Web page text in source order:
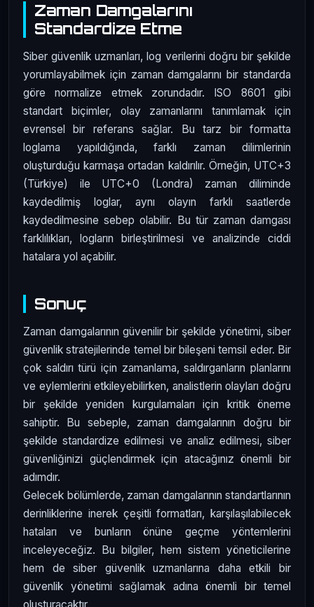
Zaman Damgalarını
Standardize Etme
Siber güvenlik uzmanları, log verilerini doğru bir şekilde
yorumlayabilmek için zaman damgalarını bir standarda
göre normalize etmek zorundadır. ISO 8601 gibi
standart biçimler, olay zamanlarını tanımlamak için
evrensel bir referans sağlar. Bu tarz bir formatta
loglama yapıldığında, farklı zaman dilimlerinin
oluşturduğu karmaşa ortadan kaldırılır. Örneğin, UTC+3
(Türkiye) ile UTC+0 (Londra) zaman diliminde
kaydedilmiş loglar, aynı olayın farklı saatlerde
kaydedilmesine sebep olabilir. Bu tür zaman damgası
farklılıkları, logların birleştirilmesi ve analizinde ciddi
hatalara yol açabilir.
Sonuç
Zaman damgalarının güvenilir bir şekilde yönetimi, siber
güvenlik stratejilerinde temel bir bileşeni temsil eder. Bir
çok saldırı türü için zamanlama, saldırganların planlarını
ve eylemlerini etkileyebilirken, analistlerin olayları doğru
bir şekilde yeniden kurgulamaları için kritik öneme
sahiptir. Bu sebeple, zaman damgalarının doğru bir
şekilde standardize edilmesi ve analiz edilmesi, siber
güvenliğinizi güçlendirmek için atacağınız önemli bir
adımdır.
Gelecek bölümlerde, zaman damgalarının standartlarının
derinliklerine inerek çeşitli formatları, karşılaşılabilecek
hataları ve bunların önüne geçme yöntemlerini
inceleyeceğiz. Bu bilgiler, hem sistem yöneticilerine
hem de siber güvenlik uzmanlarına daha etkili bir
güvenlik yönetimi sağlamak adına önemli bir temel